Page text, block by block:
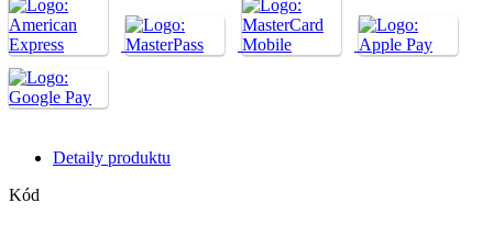
Detaily produktu
Kód